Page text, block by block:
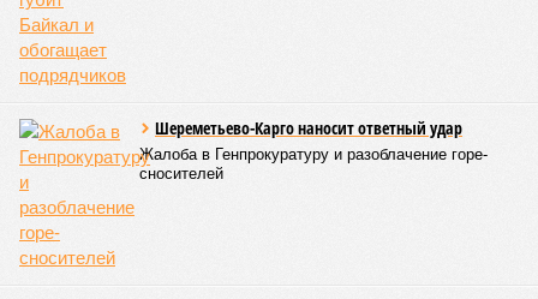
Шереметьево-Карго наносит ответный удар
Жалоба в Генпрокуратуру и разоблачение горе-
сносителей